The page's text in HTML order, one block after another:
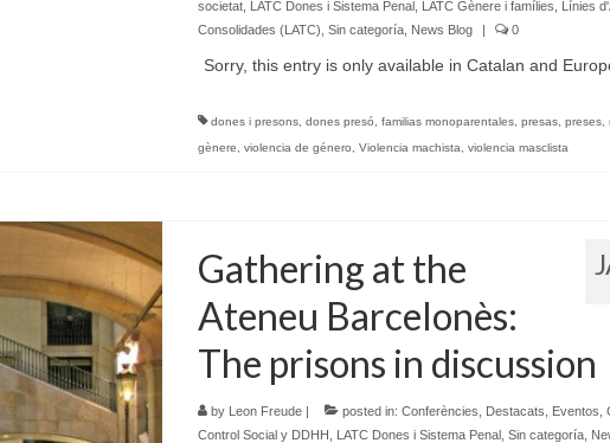
societat, LATC Dones i Sistema Penal, LATC Gènere i famílies
Línies
Consolidades (LATC) Sin categoría, News Blog | 0
Sorry, this entry is only available in Catalan and
dones i presons, dones presó familias monoparentales, presas, preses,
gènere
violencia de género Violencia machista violencia masclista
Gathering at the
Ateneu Barcelonès:
The prisons in discussion
by Leon Freude| posted in: Conferències Destacats Eventos
Control Social y DDHH
LATC Dones i Sistema Penal, Sin categoría,